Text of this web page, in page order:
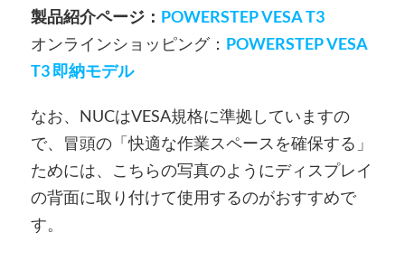
製品紹介ページ： POWERSTEP VESA T3
オンラインショッピング： POWERSTEP VESA
T3 即納モデル
なお、NUCはVESA規格に準拠していますの
で、冒頭の「快適な作業スペースを確保する」
ためには、こちらの写真のようにディスプレイ
の背面に取り付けて使用するのがおすすめで
す。